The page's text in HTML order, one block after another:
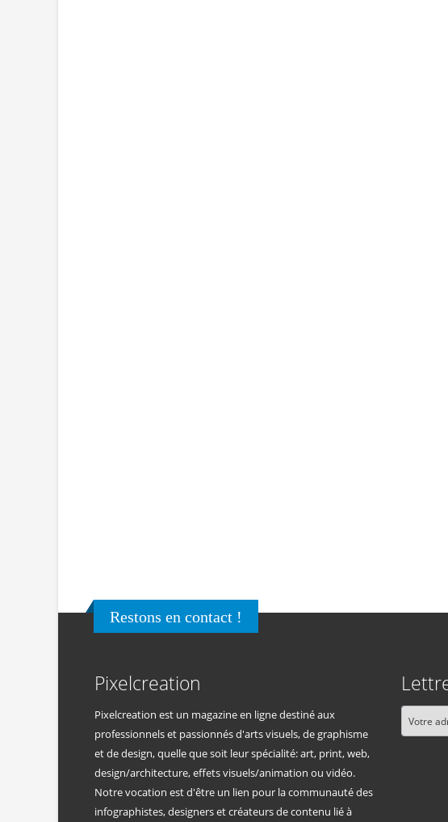
Restons en contact !
Pixelcreation
Pixelcreation est un magazine en ligne destiné aux
professionnels et passionnés d'arts visuels, de graphisme
et de design, quelle que soit leur spécialité: art, print, web,
design/architecture, effets visuels/animation ou vidéo.
Notre vocation est d'être un lien pour la communauté des
infographistes, designers et créateurs de contenu lié à